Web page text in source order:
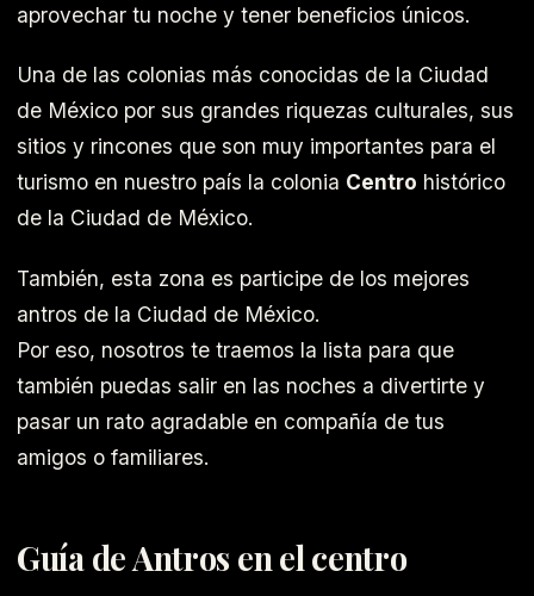
aprovechar tu noche y tener beneficios únicos.
Una de las colonias más conocidas de la Ciudad
de México por sus grandes riquezas culturales, sus
sitios y rincones que son muy importantes para el
turismo en nuestro país la colonia Centro histórico
de la Ciudad de México.
También, esta zona es participe de los mejores
antros de la Ciudad de México.
Por eso, nosotros te traemos la lista para que
también puedas salir en las noches a divertirte y
pasar un rato agradable en compañía de tus
amigos o familiares.
Guía de Antros en el centro